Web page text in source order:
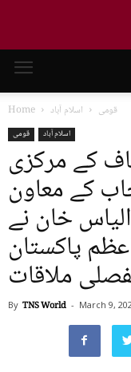
Home قومی اسلام آباد
قومی اسلام آباد
کے مرکزی
کے معاون
خان نے
پاکستان
ملاقات
By TNS World - March 9,